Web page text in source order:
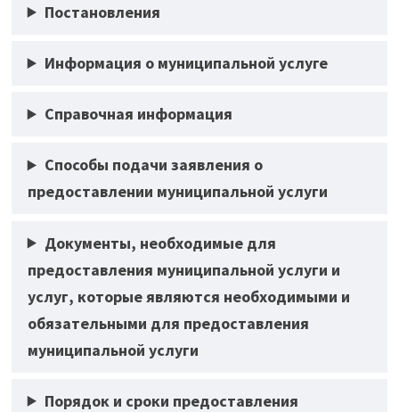
Постановления
Информация о муниципальной услуге
Справочная информация
Способы подачи заявления о
предоставлении муниципальной услуги
Документы, необходимые для
предоставления муниципальной услуги и
услуг, которые являются необходимыми и
обязательными для предоставления
муниципальной услуги
Порядок и сроки предоставления